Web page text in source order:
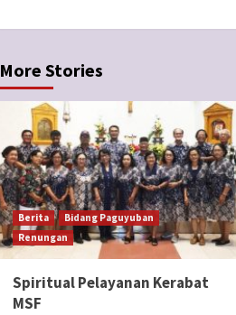
More Stories
Berita
Bidang Paguyuban
Renungan
Spiritual Pelayanan Kerabat
MSF